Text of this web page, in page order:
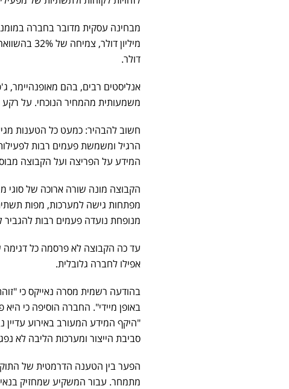
מבחינה עסקית מדובר בחברה
דולר.
משמעותית מהמחיר הנוכחי. על
חשוב להבהיר: כמעט כל הטענות
הרגיל ומשמשת פעמים רבות
המידע על הפריצה ועל הקבוצה
מפתחות גישה למערכות, מפות
מנופחת נועדה פעמים רבות
עד כה הקבוצה לא פרסמה כל
אפילו לחברה גלובלית.
בהודעה רשמית מסרה נאייקס כי
באופן מיידי". החברה הוסיפה כי
"היקף המידע המעורב באירוע עדיין
סביבת הייצור ומערכות הליבה לא
הפער בין הטענה הדרמטית של
מתמחר. עבור המשקיע שמחזיק